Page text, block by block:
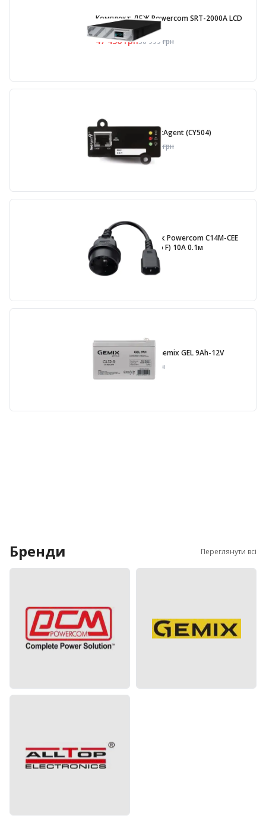
Комплект ДБЖ Powercom SRT-2000A LCD
IEC + Battery Pack
47 436 грн50 999грн
SNMP-адаптер NetAgent (CY504)
10 230 грн10 999грн
Кабель-перехідник Powercom C14M-CEE
7/4F (IEC M - Schuko F) 10А 0.1м
300 грн грн
Батарея до ДБЖ Gemix GEL 9Ah-12V
1 008 грн1 299 грн
Бренди Переглянути всі